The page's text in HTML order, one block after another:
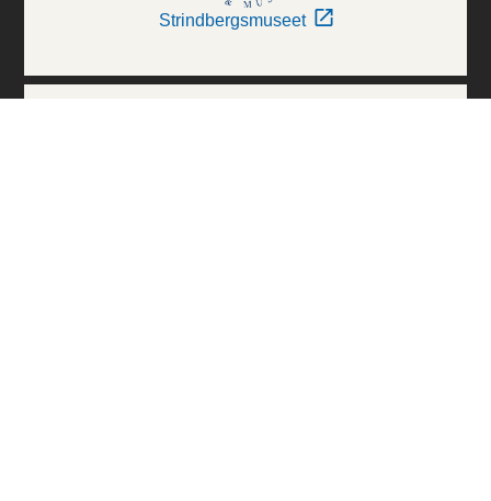
Strindbergsmuseet